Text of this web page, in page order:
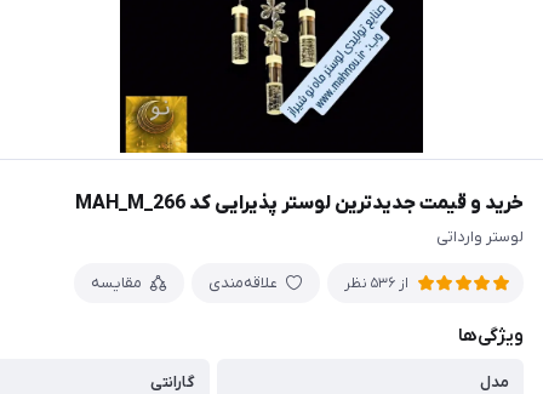
خرید و قیمت جدیدترین لوستر پذیرایی کد MAH_M_266
لوستر وارداتی
از 536 نظر علاقه‌مندی مقایسه
ویژگی‌ها
مدل
گارانتی